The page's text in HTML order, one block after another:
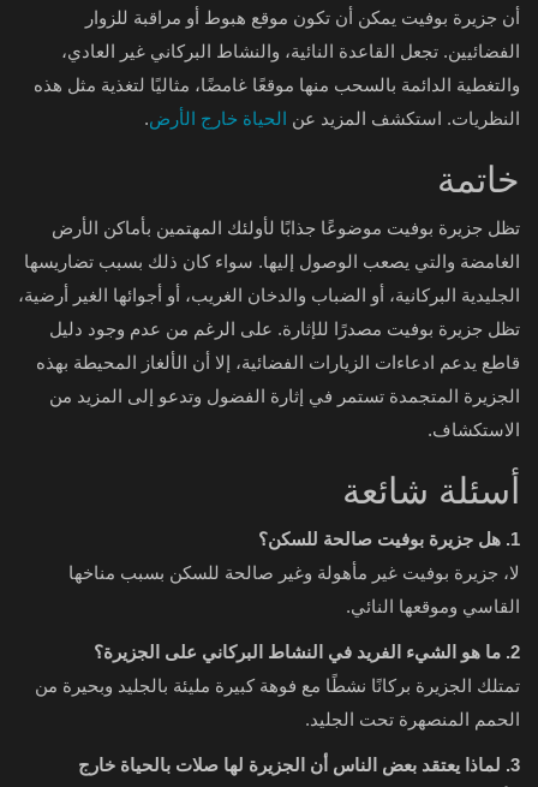
أن جزيرة بوفيت يمكن أن تكون موقع هبوط أو مراقبة للزوار
الفضائيين. تجعل القاعدة النائية، والنشاط البركاني غير العادي،
والتغطية الدائمة بالسحب منها موقعًا غامضًا، مثاليًا لتغذية مثل هذه
النظريات. استكشف المزيد عن الحياة خارج الأرض.
خاتمة
تظل جزيرة بوفيت موضوعًا جذابًا لأولئك المهتمين بأماكن الأرض
الغامضة والتي يصعب الوصول إليها. سواء كان ذلك بسبب تضاريسها
الجليدية البركانية، أو الضباب والدخان الغريب، أو أجوائها الغير أرضية،
تظل جزيرة بوفيت مصدرًا للإثارة. على الرغم من عدم وجود دليل
قاطع يدعم ادعاءات الزيارات الفضائية، إلا أن الألغاز المحيطة بهذه
الجزيرة المتجمدة تستمر في إثارة الفضول وتدعو إلى المزيد من
الاستكشاف.
أسئلة شائعة
1. هل جزيرة بوفيت صالحة للسكن؟
لا، جزيرة بوفيت غير مأهولة وغير صالحة للسكن بسبب مناخها
القاسي وموقعها النائي.
2. ما هو الشيء الفريد في النشاط البركاني على الجزيرة؟
تمتلك الجزيرة بركانًا نشطًا مع فوهة كبيرة مليئة بالجليد وبحيرة من
الحمم المنصهرة تحت الجليد.
3. لماذا يعتقد بعض الناس أن الجزيرة لها صلات بالحياة خارج